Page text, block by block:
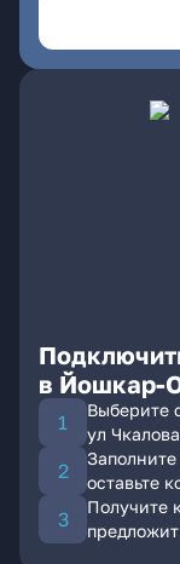
в Йошкар-
Выберите
ул Чкалова
оставьте
Получите